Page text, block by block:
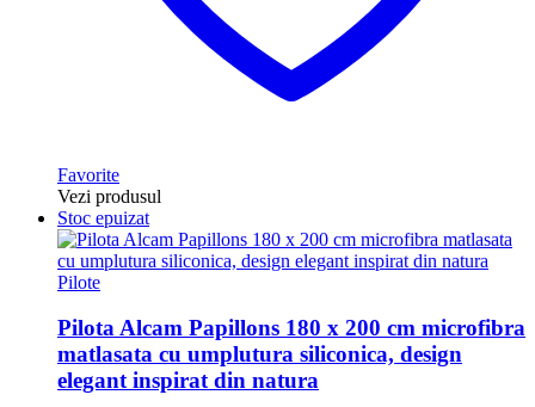
Favorite
Vezi produsul
Stoc epuizat
Pilote
Pilota Alcam Papillons 180 x 200 cm microfibra
matlasata cu umplutura siliconica, design
elegant inspirat din natura